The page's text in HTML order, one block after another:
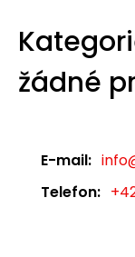
žádné
E-mail:
Telefon: